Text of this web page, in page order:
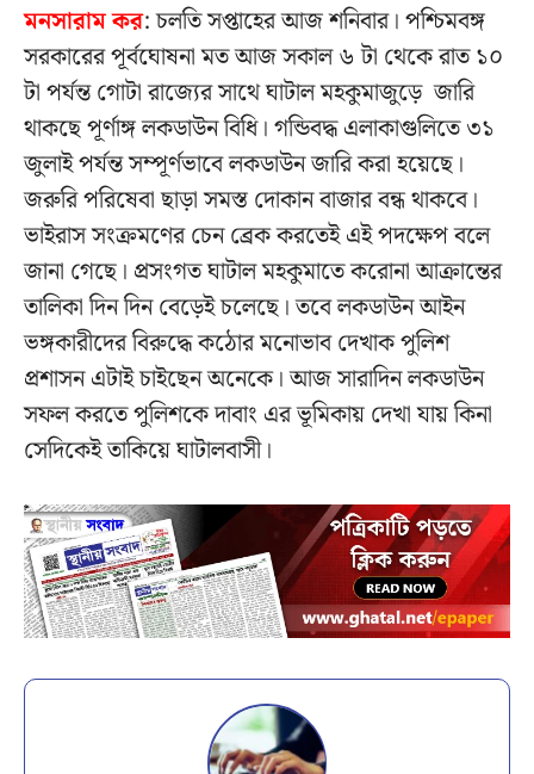
মনসারাম কর: চলতি সপ্তাহের আজ শনিবার। পশ্চিমবঙ্গ
সরকারের পূর্বঘোষনা মত আজ সকাল ৬ টা থেকে রাত ১০
টা পর্যন্ত গোটা রাজ্যের সাথে ঘাটাল মহকুমাজুড়ে জারি
থাকছে পূর্ণাঙ্গ লকডাউন বিধি। গন্ডিবদ্ধ এলাকাগুলিতে ৩১
জুলাই পর্যন্ত সম্পূর্ণভাবে লকডাউন জারি করা হয়েছে।
জরুরি পরিষেবা ছাড়া সমস্ত দোকান বাজার বন্ধ থাকবে।
ভাইরাস সংক্রমণের চেন ব্রেক করতেই এই পদক্ষেপ বলে
জানা গেছে। প্রসংগত ঘাটাল মহকুমাতে করোনা আক্রান্তের
তালিকা দিন দিন বেড়েই চলেছে। তবে লকডাউন আইন
ভঙ্গকারীদের বিরুদ্ধে কঠোর মনোভাব দেখাক পুলিশ
প্রশাসন এটাই চাইছেন অনেকে। আজ সারাদিন লকডাউন
সফল করতে পুলিশকে দাবাং এর ভূমিকায় দেখা যায় কিনা
সেদিকেই তাকিয়ে ঘাটালবাসী।